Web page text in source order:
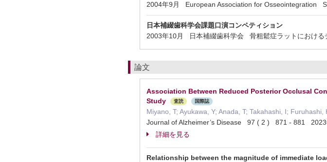
2004年9月 European Association for Osseointegration
日本補綴歯科学会課題口演コンペティション
2003年10月 日本補綴歯科学会 骨粗鬆症ラットにおける
論文
Association Between Reduced Posterior Occlusal
Study
査読 国際誌
Miyano, T; Ayukawa, Y; Anada, T; Takahashi, I;
Journal of Alzheimer’s Disease 97 ( 2 ) 871 - 881
詳細を見る
Relationship between the magnitude of immediate